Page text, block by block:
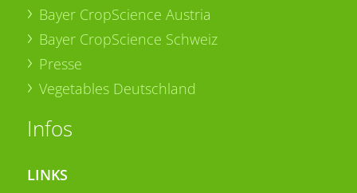
Bayer CropScience Austria
Bayer CropScience Schweiz
Presse
Vegetables Deutschland
Infos
LINKS